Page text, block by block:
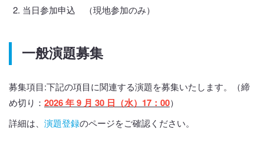
当日参加申込 （現地参加のみ）
一般演題募集
募集項目:下記の項目に関連する演題を募集いたします。（締
め切り： 2026年 9 月 30 日（水）17：00）
詳細は、 演題登録のページをご確認ください。